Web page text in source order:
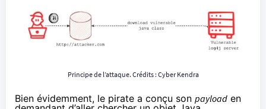
Principe de l’attaque. Crédits : Cyber Kendra
Bien évidemment, le pirate a conçu son payload en